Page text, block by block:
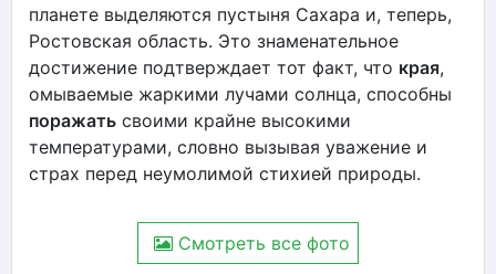
планете выделяются пустыня Сахара и, теперь,
Ростовская область. Это знаменательное
достижение подтверждает тот факт, что края,
омываемые жаркими лучами солнца, способны
поражать своими крайне высокими
температурами, словно вызывая уважение и
страх перед неумолимой стихией природы.
Смотреть все фото